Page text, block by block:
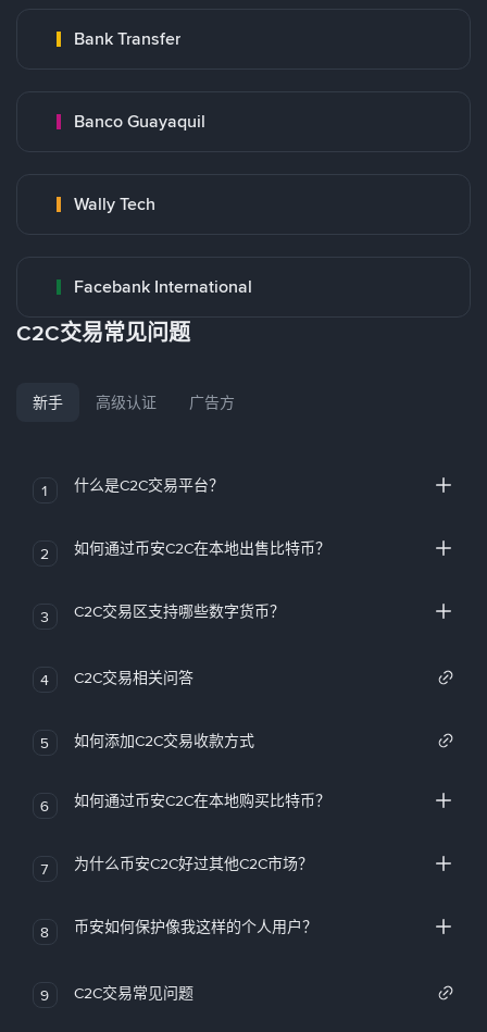
Bank Transfer
Banco Guayaquil
Wally Tech
Facebank International
C2C交易常见问题
新手 高级认证 广告方
1 什么是C2C交易平台？
2 如何通过币安C2C在本地出售比特币？
3 C2C交易区支持哪些数字货币？
4 C2C交易相关问答
5 如何添加C2C交易收款方式
6 如何通过币安C2C在本地购买比特币？
7 为什么币安C2C好过其他C2C市场？
8 币安如何保护像我这样的个人用户？
9 C2C交易常见问题